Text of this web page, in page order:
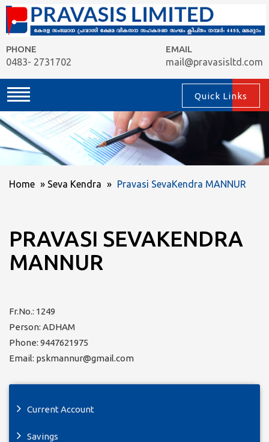
PHONE
0483- 2731702
EMAIL
mail@pravasisltd.com
Quick Links
Home » Seva Kendra » Pravasi SevaKendra MANNUR
PRAVASI SEVAKENDRA
MANNUR
Fr.No.: 1249
Person: ADHAM
Phone: 9447621975
Email: pskmannur@gmail.com
Current Account
Savings